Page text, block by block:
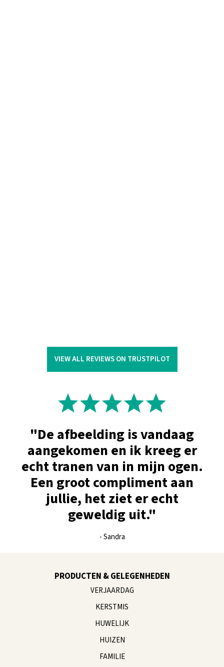
VIEW ALL REVIEWS ON TRUSTPILOT
"De afbeelding is vandaag
aangekomen en ik kreeg er
echt tranen van in mijn ogen.
Een groot compliment aan
jullie, het ziet er echt
geweldig uit."
- Sandra
PRODUCTEN & GELEGENHEDEN
VERJAARDAG
KERSTMIS
HUWELIJK
HUIZEN
FAMILIE